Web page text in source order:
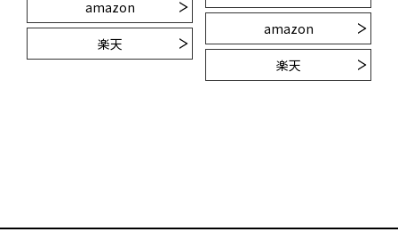
amazon
楽天
amazon
楽天